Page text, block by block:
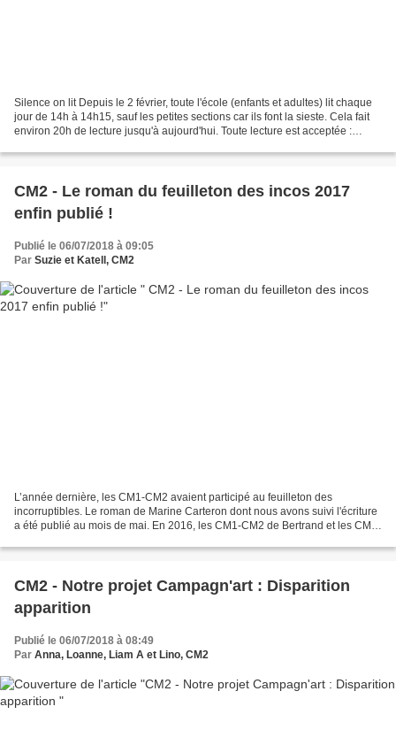
Silence on lit Depuis le 2 février, toute l'école (enfants et adultes) lit chaque
jour de 14h à 14h15, sauf les petites sections car ils font la sieste. Cela fait
environ 20h de lecture jusqu'à aujourd'hui. Toute lecture est acceptée :
CM2 - Le roman du feuilleton des incos 2017
enfin publié !
Publié le 06/07/2018 à 09:05
Par Suzie et Katell, CM2
L’année dernière, les CM1-CM2 avaient participé au feuilleton des
incorruptibles. Le roman de Marine Carteron dont nous avons suivi l'écriture
a été publié au mois de mai. En 2016, les CM1-CM2 de Bertrand et les CM2
CM2 - Notre projet Campagn'art : Disparition
apparition
Publié le 06/07/2018 à 08:49
Par Anna, Loanne, Liam A et Lino, CM2